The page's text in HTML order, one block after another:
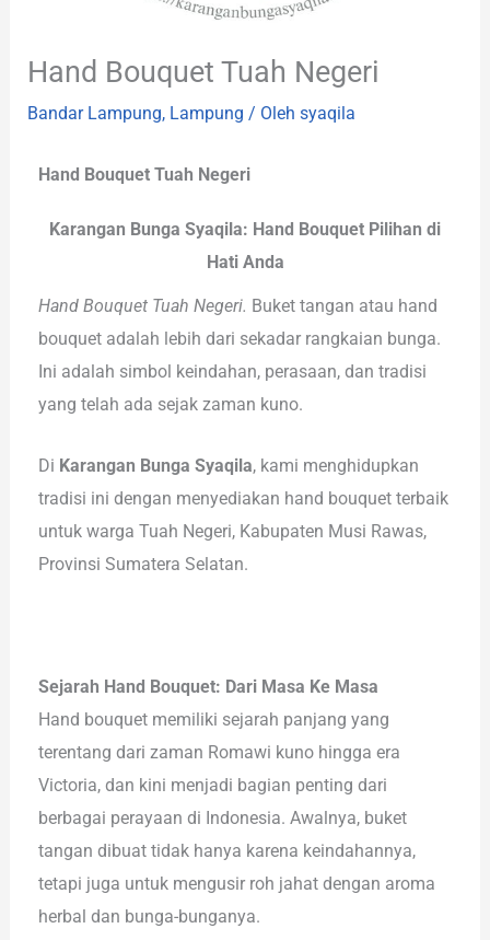
Hand Bouquet Tuah Negeri
Bandar Lampung, Lampung / Olehsyaqila
Hand Bouquet Tuah Negeri
Karangan Bunga Syaqila: Hand Bouquet Pilihan di
Hati Anda
Hand Bouquet Tuah Negeri. Buket tangan atau hand
bouquet adalah lebih dari sekadar rangkaian bunga.
Ini adalah simbol keindahan, perasaan, dan tradisi
yang telah ada sejak zaman kuno.
Di Karangan Bunga Syaqila, kami menghidupkan
tradisi ini dengan menyediakan hand bouquet terbaik
untuk warga Tuah Negeri, Kabupaten Musi Rawas,
Provinsi Sumatera Selatan.
Sejarah Hand Bouquet: Dari Masa Ke Masa
Hand bouquet memiliki sejarah panjang yang
terentang dari zaman Romawi kuno hingga era
Victoria, dan kini menjadi bagian penting dari
berbagai perayaan di Indonesia. Awalnya, buket
tangan dibuat tidak hanya karena keindahannya,
tetapi juga untuk mengusir roh jahat dengan aroma
herbal dan bunga-bunganya.